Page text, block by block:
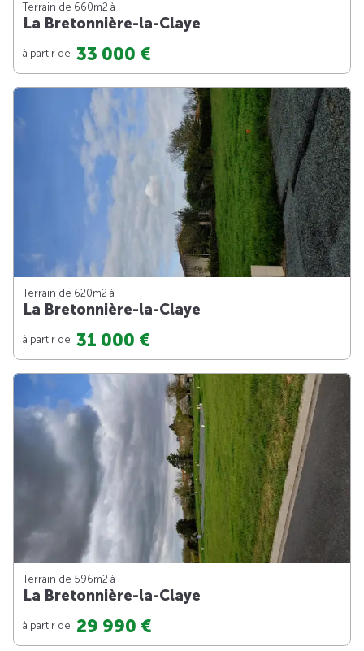
Terrain de 660m2 à
La Bretonnière-la-Claye
à partir de 33 000 €
Terrain de 620m2 à
La Bretonnière-la-Claye
à partir de 31 000 €
Terrain de 596m2 à
La Bretonnière-la-Claye
à partir de 29 990 €